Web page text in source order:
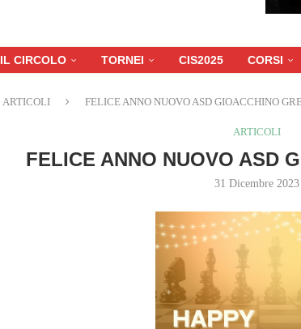
IL CIRCOLO TORNEI CIS2025 CORSI
ARTICOLI FELICE ANNO NUOVO ASD GIOACCHINO
ARTICOLI
FELICE ANNO NUOVO ASD
31 Dicembre 2023